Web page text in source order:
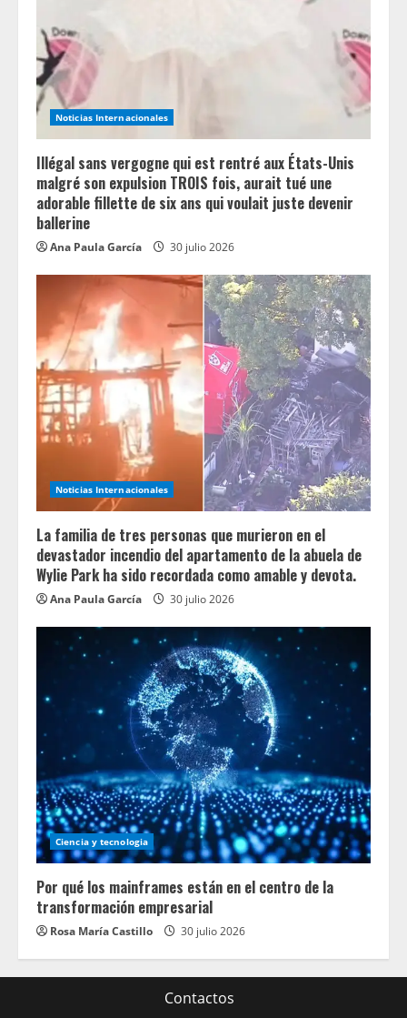
Noticias Internacionales
Illégal sans vergogne qui est rentré aux États-Unis
malgré son expulsion TROIS fois, aurait tué une
adorable fillette de six ans qui voulait juste devenir
ballerine
Ana Paula García 30 julio 2026
Noticias Internacionales
La familia de tres personas que murieron en el
devastador incendio del apartamento de la abuela de
Wylie Park ha sido recordada como amable y devota.
Ana Paula García 30 julio 2026
Ciencia y tecnologia
Por qué los mainframes están en el centro de la
transformación empresarial
Rosa María Castillo 30 julio 2026
Contactos